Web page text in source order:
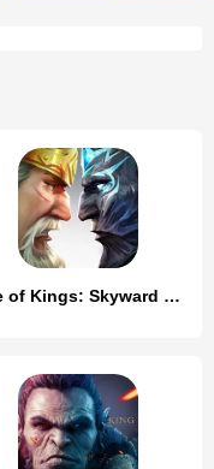
Age of Kings: Skyward Battle